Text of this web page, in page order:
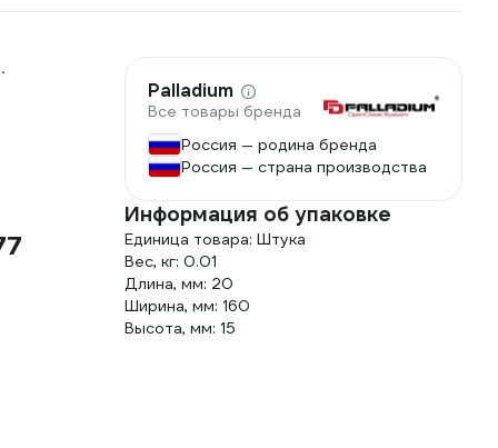
Palladium
Все товары бренда
Россия — родина бренда
Россия — страна производства
Информация об упаковке
Единица товара: Штука
Вес, кг: 0.01
Длина, мм: 20
Ширина, мм: 160
Высота, мм: 15